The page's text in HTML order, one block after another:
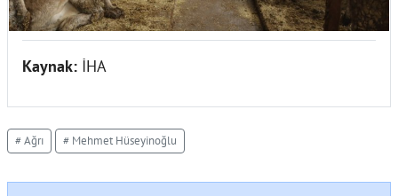
Kaynak: İHA
# Ağrı # Mehmet Hüseyinoğlu